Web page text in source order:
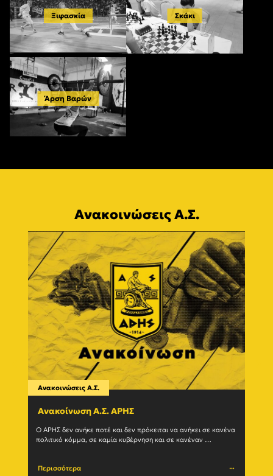
Ξιφασκία Σκάκι
Άρση Βαρών
Ανακοινώσεις Α.Σ.
Ανακοινώσεις Α.Σ.
Ανακοίνωση Α.Σ. ΑΡΗΣ
Ο ΑΡΗΣ δεν ανήκε ποτέ και δεν πρόκειται να ανήκει σε κανένα
πολιτικό κόμμα, σε καμία κυβέρνηση και σε κανέναν
Περισσότερα